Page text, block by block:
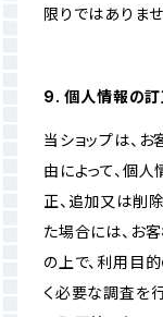
限りではありませ
9. 個人情報の
当ショップは、
由によって、個
正、追加又は削除
た場合には、お
の上で、利用目
く必要な調査を